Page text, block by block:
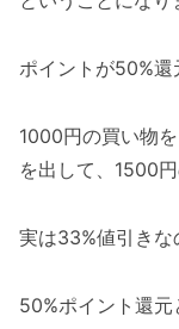
ポイントが50%還
1000円の買い物
を出して、1500
実は33%値引きな
50%ポイント還